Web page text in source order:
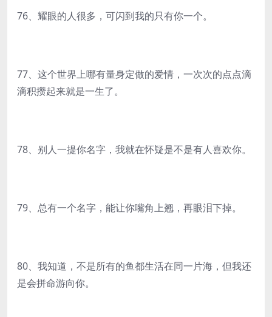
76、耀眼的人很多，可闪到我的只有你一个。
77、这个世界上哪有量身定做的爱情，一次次的点点滴
滴积攒起来就是一生了。
78、别人一提你名字，我就在怀疑是不是有人喜欢你。
79、总有一个名字，能让你嘴角上翘，再眼泪下掉。
80、我知道，不是所有的鱼都生活在同一片海，但我还
是会拼命游向你。